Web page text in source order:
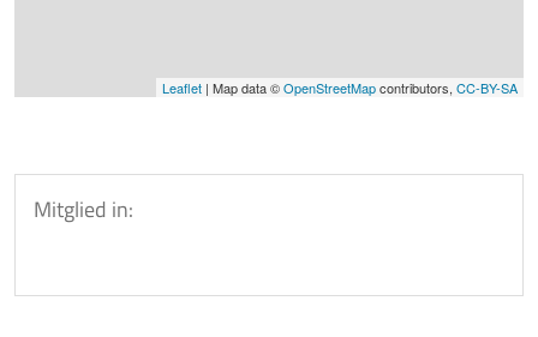
Leaflet | Map data ©OpenStreetMapcontributors, CC-BY-SA
Mitglied in: